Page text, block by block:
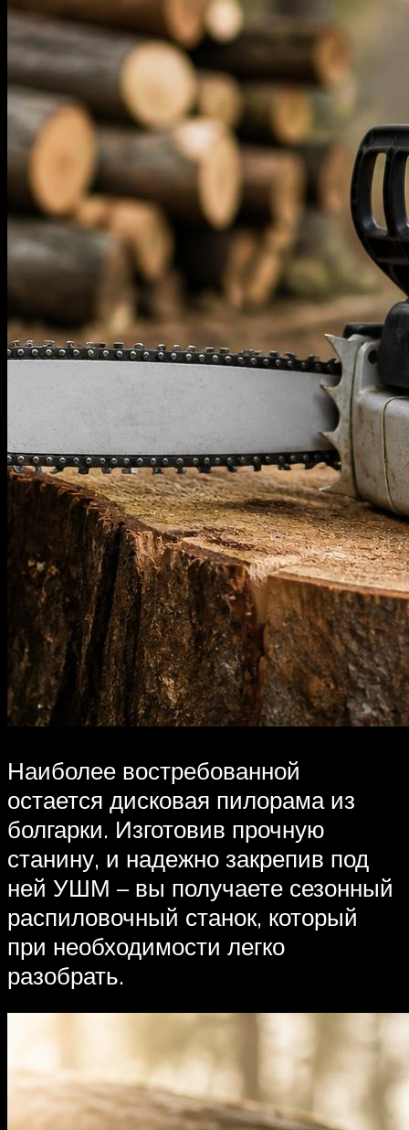
Наиболее востребованной
остается дисковая пилорама из
болгарки. Изготовив прочную
станину, и надежно закрепив под
ней УШМ – вы получаете сезонный
распиловочный станок, который
при необходимости легко
разобрать.